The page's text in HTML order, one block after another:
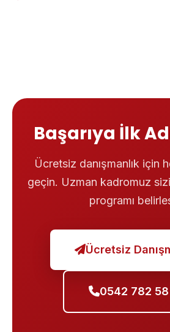
Başarıya İlk
Ücretsiz danışmanlık için
geçin. Uzman kadromuz
programı
Ücretsiz
0542 782